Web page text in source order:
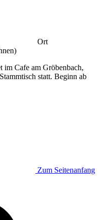
Ort
im Cafe am Gröbenbach,
statt. Beginn ab
Zum Seitenanfang